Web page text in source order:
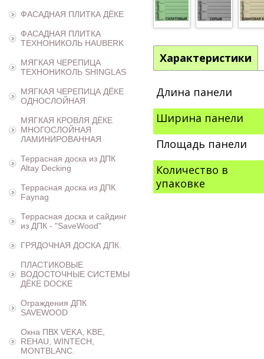
ФАСАДНАЯ ПЛИТКА ДЁКЕ
ФАСАДНАЯ ПЛИТКА
ТЕХНОНИКОЛЬ HAUBERK
МЯГКАЯ ЧЕРЕПИЦА
ТЕХНОНИКОЛЬ SHINGLAS
МЯГКАЯ ЧЕРЕПИЦА ДЁКЕ
ОДНОСЛОЙНАЯ
МЯГКАЯ КРОВЛЯ ДЁКЕ
МНОГОСЛОЙНАЯ
ЛАМИНИРОВАННАЯ
Террасная доска из ДПК
Altay Decking
Террасная доска из ДПК
Faynag
Террасная доска и сайдинг
из ДПК - "SaveWood"
ГРЯДОЧНАЯ ДОСКА ДПК.
ПЛАСТИКОВЫЕ
ВОДОСТОЧНЫЕ СИСТЕМЫ
ДЁКЕ DOCKE
Ограждения ДПК
SAVEWOOD
Окна ПВХ VEKA, KBE,
REHAU, WINTECH,
MONTBLANC.
Характеристики
Длина панели
Ширина панели
Площадь панели
Количество в
упаковке